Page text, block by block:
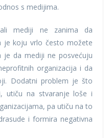
s medijima.
mediji ne zanima da
je koju vrlo često možete
je da mediji ne posvećuju
organizacija i da
Dodatni problem je što
utiču na stvaranje loše i
pa utiču na to
i formira negativna